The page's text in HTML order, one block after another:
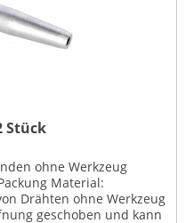
Stück
ohne Werkzeug
Material:
Drähten ohne Werkzeug
geschoben und kann